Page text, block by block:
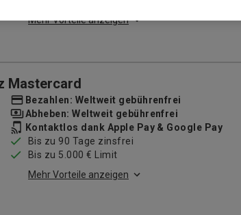
Mehr Vorteile anzeigen
Mastercard
Bezahlen: Weltweit gebührenfrei
Abheben: Weltweit gebührenfrei
Kontaktlos dank Apple Pay & Google Pay
Bis zu 90 Tage zinsfrei
Bis zu 5.000 € Limit
Mehr Vorteile anzeigen